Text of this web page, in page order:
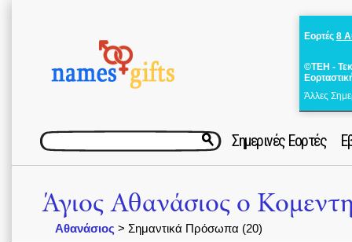
Εορτές 8
©ΤΕΗ -
Άλλες
Σημερινές Εορτές
Άγιος Αθανάσιος ο
Αθανάσιος > Σημαντικά Πρόσωπα (20)